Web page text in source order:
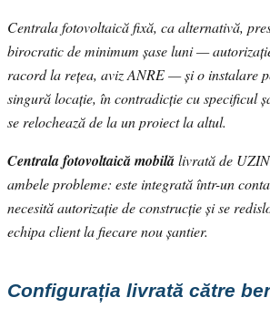
Centrala fotovoltaică fixă, ca alternativă,
birocratic de minimum șase luni —
racord la rețea, aviz ANRE — și o instalare
singură locație, în contradicție cu specificul
se relochează de la un proiect la altul.
Centrala fotovoltaică mobilălivrată de
ambele probleme: este integrată într-un
necesită autorizație de construcție și se
echipa client la fiecare nou șantier.
Configurația livrată către